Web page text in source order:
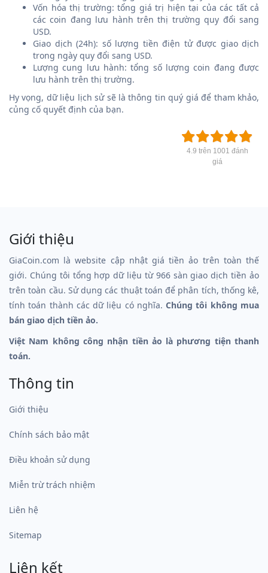
Vốn hóa thị trường: tổng giá trị hiện tại của các tất cả
các coin đang lưu hành trên thị trường quy đổi sang
USD.
Giao dịch (24h): số lượng tiền điện tử được giao dịch
trong ngày quy đổi sang USD.
Lượng cung lưu hành: tổng số lượng coin đang được
lưu hành trên thị trường.
Hy vọng, dữ liệu lịch sử sẽ là thông tin quý giá để tham khảo,
củng cố quyết định của bạn.
4.9 trên 1001 đánh
giá
Giới thiệu
GiaCoin.com là website cập nhật giá tiền ảo trên toàn thế
giới. Chúng tôi tổng hợp dữ liệu từ 966 sàn giao dịch tiền ảo
trên toàn cầu. Sử dụng các thuật toán để phân tích, thống kê,
tính toán thành các dữ liệu có nghĩa.Chúng tôi không mua
bán giao dịch tiền ảo.
Việt Nam không công nhận tiền ảo là phương tiện thanh
toán.
Thông tin
Giới thiệu
Chính sách bảo mật
Điều khoản sử dụng
Miễn trừ trách nhiệm
Liên hệ
Sitemap
Liên kết